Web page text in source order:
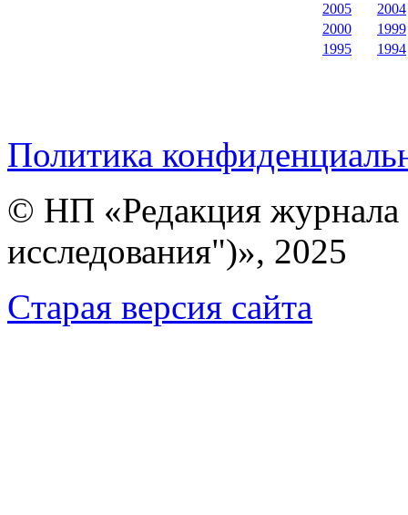
2005
2004
2000
1999
1995
1994
Политика
© НП «Редакция
исследования")», 2025
Cтарая версия сайта